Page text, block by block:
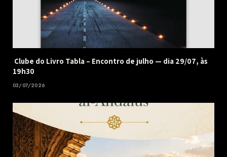
Clube do Livro Tabla – Encontro de julho — dia 29/07, às
19h30
03/07/2026